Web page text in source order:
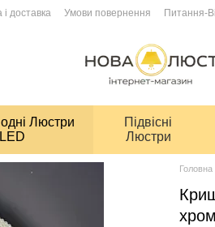
доставка Умови повернення Питання-
Люстри
LED
Підвісні
Люстри
Головна
хром